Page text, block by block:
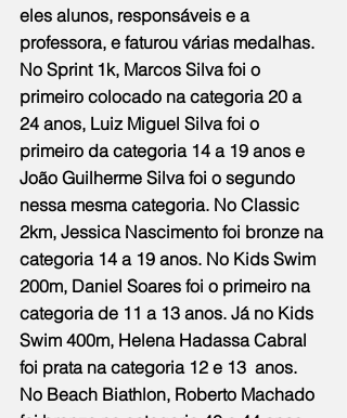
eles alunos, responsáveis e a
professora, e faturou várias medalhas.
No Sprint 1k, Marcos Silva foi o
primeiro colocado na categoria 20 a
24 anos, Luiz Miguel Silva foi o
primeiro da categoria 14 a 19 anos e
João Guilherme Silva foi o segundo
nessa mesma categoria. No Classic
2km, Jessica Nascimento foi bronze na
categoria 14 a 19 anos. No Kids Swim
200m, Daniel Soares foi o primeiro na
categoria de 11 a 13 anos. Já no Kids
Swim 400m, Helena Hadassa Cabral
foi prata na categoria 12 e 13  anos.
No Beach Biathlon, Roberto Machado